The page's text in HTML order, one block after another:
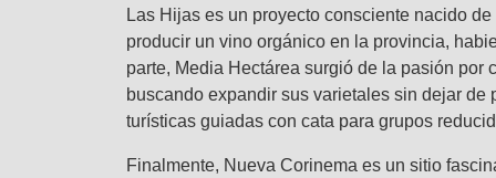
Las Hijas es un proyecto consciente nacido
producir un vino orgánico en la provincia,
parte, Media Hectárea surgió de la pasión por
buscando expandir sus varietales sin dejar
turísticas guiadas con cata para grupos
Finalmente, Nueva Corinema es un sitio